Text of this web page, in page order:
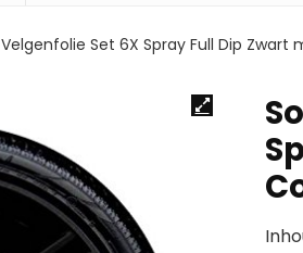
Set 6X Spray Full Dip Zwart